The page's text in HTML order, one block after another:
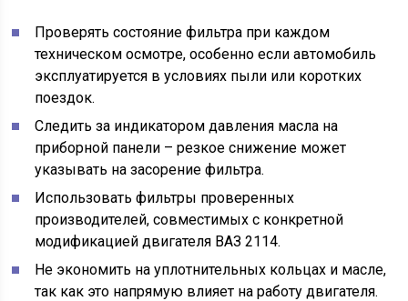
Проверять состояние фильтра при каждом
техническом осмотре, особенно если автомобиль
эксплуатируется в условиях пыли или коротких
поездок.
Следить за индикатором давления масла на
приборной панели – резкое снижение может
указывать на засорение фильтра.
Использовать фильтры проверенных
производителей, совместимых с конкретной
модификацией двигателя ВАЗ 2114.
Не экономить на уплотнительных кольцах и масле,
так как это напрямую влияет на работу двигателя.